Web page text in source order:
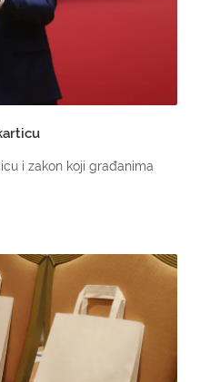
i zakon koji građanima